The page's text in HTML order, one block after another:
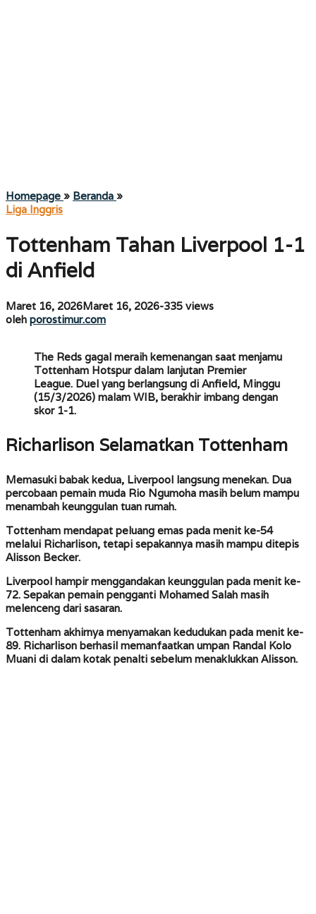
Homepage » Beranda »Tottenham
1-
1
Liga Inggris
Tottenham Tahan Liverpool 1-1
di Anfield
Maret 16, 2026Maret 16, 2026oleh
-335 views
oleh porostimur.com
The Reds gagal meraih kemenangan saat menjamu
Tottenham Hotspur dalam lanjutan Premier
League. Duel yang berlangsung di Anfield, Minggu
(15/3/2026) malam WIB, berakhir imbang dengan
skor 1-1.
Richarlison Selamatkan Tottenham
Memasuki babak kedua, Liverpool langsung menekan. Dua
percobaan pemain muda Rio Ngumoha masih belum mampu
menambah keunggulan tuan rumah.
Tottenham mendapat peluang emas pada menit ke-54
melalui Richarlison, tetapi sepakannya masih mampu ditepis
Alisson Becker.
Liverpool hampir menggandakan keunggulan pada menit ke-
72. Sepakan pemain pengganti Mohamed Salah masih
melenceng dari sasaran.
Tottenham akhirnya menyamakan kedudukan pada menit ke-
89. Richarlison berhasil memanfaatkan umpan Randal Kolo
Muani di dalam kotak penalti sebelum menaklukkan Alisson.